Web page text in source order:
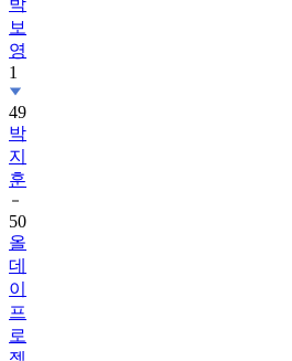
영
1
49
박
지
훈
50
올
데
이
프
로
젝
트